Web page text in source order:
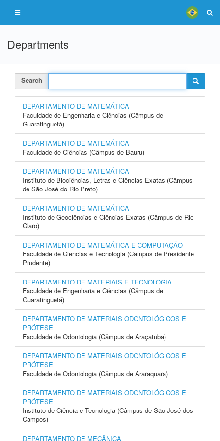
Departments
Search
DEPARTAMENTO DE MATEMÁTICA
Faculdade de Engenharia e Ciências (Câmpus de
Guaratinguetá)
DEPARTAMENTO DE MATEMÁTICA
Faculdade de Ciências (Câmpus de Bauru)
DEPARTAMENTO DE MATEMÁTICA
Instituto de Biociências, Letras e Ciências Exatas (Câmpus
de São José do Rio Preto)
DEPARTAMENTO DE MATEMÁTICA
Instituto de Geociências e Ciências Exatas (Câmpus de Rio
Claro)
DEPARTAMENTO DE MATEMÁTICA E COMPUTAÇÃO
Faculdade de Ciências e Tecnologia (Câmpus de Presidente
Prudente)
DEPARTAMENTO DE MATERIAIS E TECNOLOGIA
Faculdade de Engenharia e Ciências (Câmpus de
Guaratinguetá)
DEPARTAMENTO DE MATERIAIS ODONTOLÓGICOS E
PRÓTESE
Faculdade de Odontologia (Câmpus de Araçatuba)
DEPARTAMENTO DE MATERIAIS ODONTOLÓGICOS E
PRÓTESE
Faculdade de Odontologia (Câmpus de Araraquara)
DEPARTAMENTO DE MATERIAIS ODONTOLÓGICOS E
PRÓTESE
Instituto de Ciência e Tecnologia (Câmpus de São José dos
Campos)
DEPARTAMENTO DE MECÂNICA